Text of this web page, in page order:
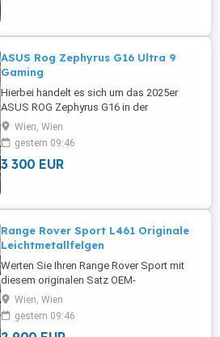
Windows ...
ASUS Rog Zephyrus G16 Ultra 9
Gaming
Hierbei handelt es sich um das 2025er
ASUS ROG Zephyrus G16 in der
maximalen Flaggschiff-Konfiguration.
Angetrieben wird es vom Intel Core Ultra 9
285H einem der schnellsten verfügbaren
Mobilprozessoren , kombiniert mit 64 GB
Wien, Wien
gestern 09:46
3 300 EUR
Range Rover Sport L461 Originale
Leichtmetallfelgen
Werten Sie Ihren Range Rover Sport mit
diesem originalen Satz OEM-
Leichtmetallfelgen Style 5135 auf. Die in
elegantem Glanzschwarz gehaltenen
Felgen passen perfekt zum modernen
Wien, Wien
gestern 09:46